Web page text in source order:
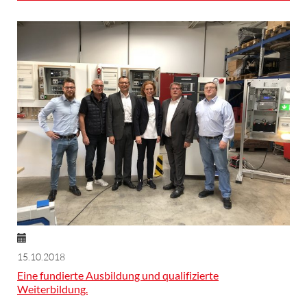
15.10.2018
Eine fundierte Ausbildung und qualifizierte
Weiterbildung.